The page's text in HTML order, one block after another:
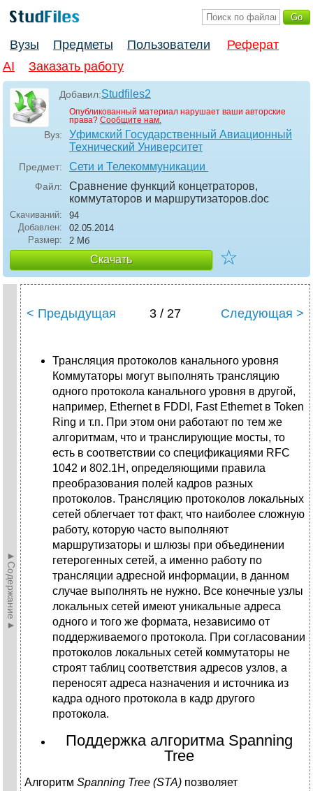
Вузы Предметы Пользователи
Реферат
AI
Заказать работу
Добавил:Studfiles2
Опубликованный материал нарушает ваши авторские
права? Сообщите нам.
Вуз:
Уфимский Государственный Авиационный
Технический Университет
Предмет: Сети и Телекоммуникации
Файл:
Сравнение функций концетраторов,
коммутаторов и маршрутизаторов.doc
Скачиваний:
94
Добавлен:
02.05.2014
Размер:
2 Мб
Скачать ☆
►Содержание►
< Предыдущая 3 / 27 Следующая >
Трансляция протоколов канального уровня
Коммутаторы могут выполнять трансляцию
одного протокола канального уровня в другой,
например, Ethernet в FDDI, Fast Ethernet в Token
Ring и т.п. При этом они работают по тем же
алгоритмам, что и транслирующие мосты, то
есть в соответствии со спецификациями RFC
1042 и 802.1H, определяющими правила
преобразования полей кадров разных
протоколов. Трансляцию протоколов локальных
сетей облегчает тот факт, что наиболее сложную
работу, которую часто выполняют
маршрутизаторы и шлюзы при объединении
гетерогенных сетей, а именно работу по
трансляции адресной информации, в данном
случае выполнять не нужно. Все конечные узлы
локальных сетей имеют уникальные адреса
одного и того же формата, независимо от
поддерживаемого протокола. При согласовании
протоколов локальных сетей коммутаторы не
строят таблиц соответствия адресов узлов, а
переносят адреса назначения и источника из
кадра одного протокола в кадр другого
протокола.
Поддержка алгоритма Spanning
Tree
Алгоритм Spanning Tree (STA) позволяет